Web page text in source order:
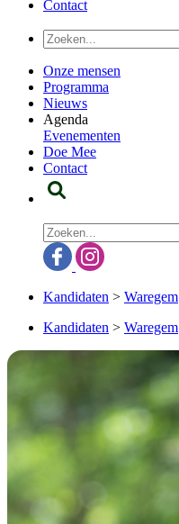
Contact
Onze mensen
Programma
Nieuws
Agenda
Evenementen
Doe Mee
Contact
Kandidaten > Waregem
Kandidaten > Waregem